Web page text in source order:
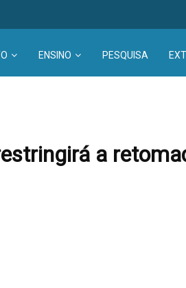
ENSINO PESQUISA
a